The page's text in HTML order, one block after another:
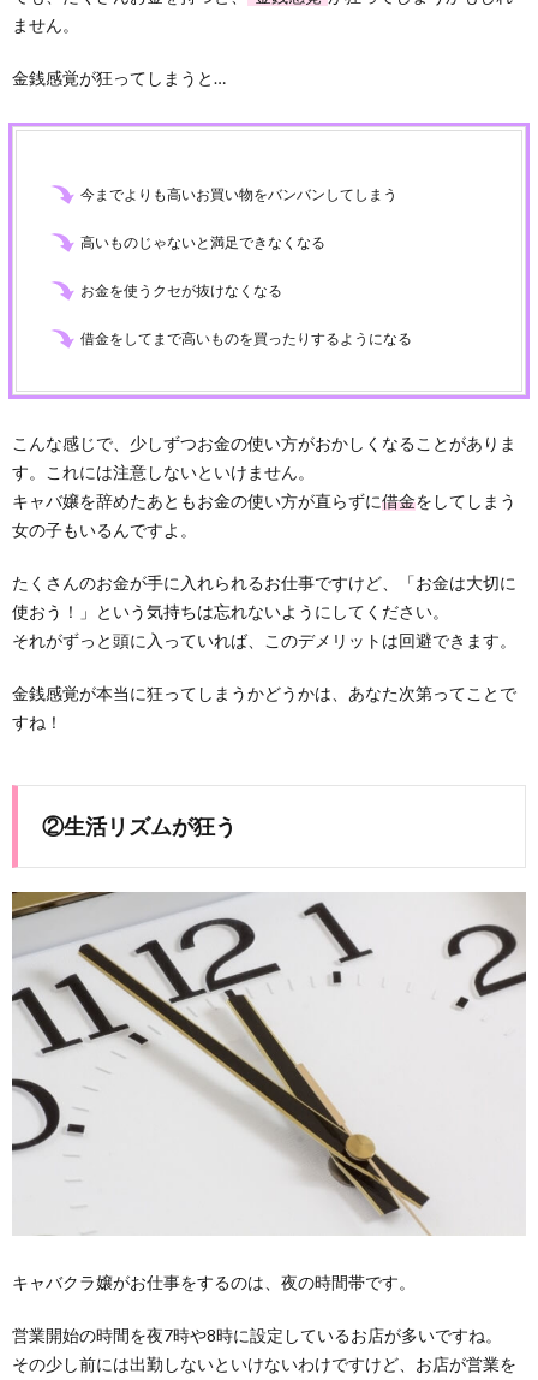
ません。
金銭感覚が狂ってしまうと…
今までよりも高いお買い物をバンバンしてしまう
高いものじゃないと満足できなくなる
お金を使うクセが抜けなくなる
借金をしてまで高いものを買ったりするようになる
こんな感じで、少しずつお金の使い方がおかしくなることがありま
す。これには注意しないといけません。
キャバ嬢を辞めたあともお金の使い方が直らずに借金をしてしまう
女の子もいるんですよ。
たくさんのお金が手に入れられるお仕事ですけど、「お金は大切に
使おう！」という気持ちは忘れないようにしてください。
それがずっと頭に入っていれば、このデメリットは回避できます。
金銭感覚が本当に狂ってしまうかどうかは、あなた次第ってことで
すね！
②生活リズムが狂う
キャバクラ嬢がお仕事をするのは、夜の時間帯です。
営業開始の時間を夜7時や8時に設定しているお店が多いですね。
その少し前には出勤しないといけないわけですけど、お店が営業を